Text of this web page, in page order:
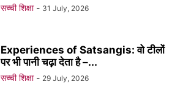
सच्ची शिक्षा - 31 July, 2026
Experiences of Satsangis: वो टीलों
पर भी पानी चढ़ा देता है –...
सच्ची शिक्षा - 29 July, 2026